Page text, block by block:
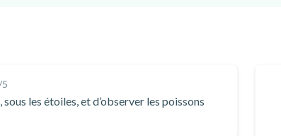
les étoiles, et d’observer les poissons